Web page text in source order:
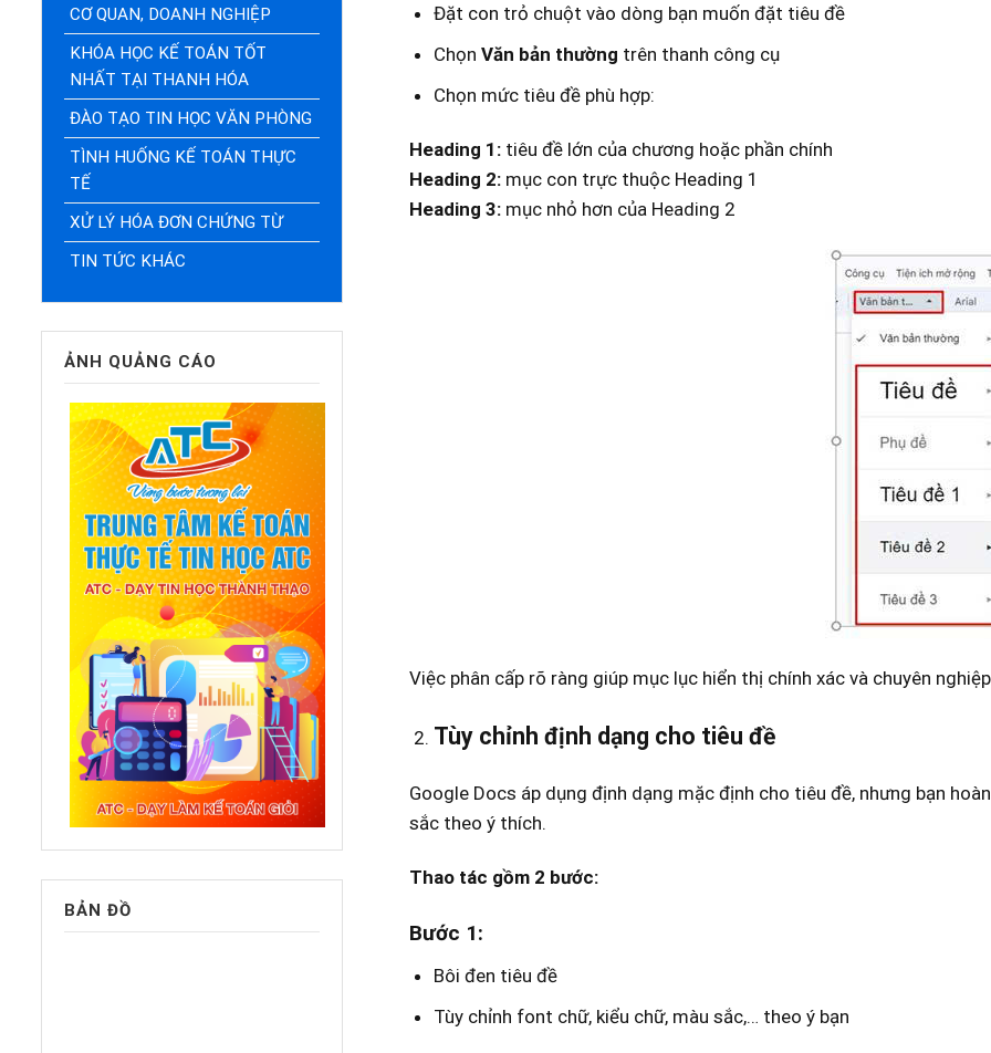
CƠ QUAN, DOANH NGHIỆP
KHÓA HỌC KẾ TOÁN TỐT
NHẤT TẠI THANH HÓA
ĐÀO TẠO TIN HỌC VĂN PHÒNG
TÌNH HUỐNG KẾ TOÁN THỰC
TẾ
XỬ LÝ HÓA ĐƠN CHỨNG TỪ
TIN TỨC KHÁC
ẢNH QUẢNG CÁO
BẢN ĐỒ
Đặt con trỏ chuột vào dòng bạn muốn đặt tiêu đề
Chọn Văn bản thường trên thanh công cụ
Chọn mức tiêu đề phù hợp:
Heading 1:tiêu đề lớn của chương hoặc phần chính
Heading 2:mục con trực thuộc Heading 1
Heading 3:mục nhỏ hơn của Heading 2
Việc phân cấp rõ ràng giúp mục lục hiển thị chính xác và chuyên
Tùy chỉnh định dạng cho tiêu đề
Google Docs áp dụng định dạng mặc định cho tiêu đề, nhưng bạn
sắc theo ý thích.
Thao tác gồm 2 bước:
Bước 1:
Bôi đen tiêu đề
Tùy chỉnh font chữ, kiểu chữ, màu sắc,… theo ý bạn